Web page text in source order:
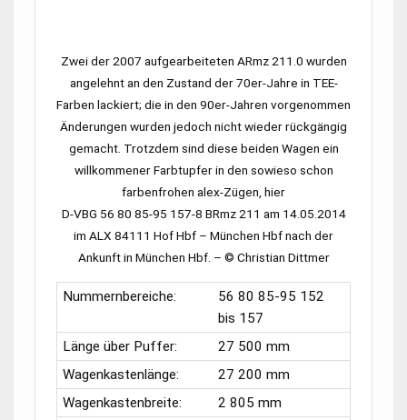
Zwei der 2007 aufgearbeiteten ARmz 211.0 wurden
angelehnt an den Zustand der 70er-Jahre in TEE-
Farben lackiert; die in den 90er-Jahren vorgenommen
Änderungen wurden jedoch nicht wieder rückgängig
gemacht. Trotzdem sind diese beiden Wagen ein
willkommener Farbtupfer in den sowieso schon
farbenfrohen alex-Zügen, hier
D-VBG 56 80 85-95 157-8 BRmz 211 am 14.05.2014
im ALX 84111 Hof Hbf – München Hbfnach der
Ankunft in München Hbf. – © Christian Dittmer
Nummernbereiche:
56 80 85-95 152
bis 157
Länge über Puffer:
27 500 mm
Wagenkastenlänge:
27 200 mm
Wagenkastenbreite:
2 805 mm